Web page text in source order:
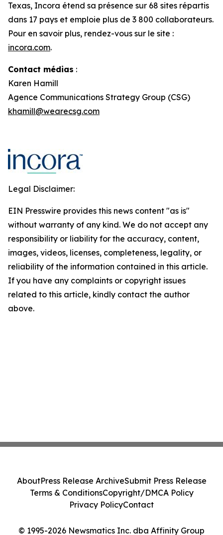
Texas, Incora étend sa présence sur 68 sites répartis
dans 17 pays et emploie plus de 3 800 collaborateurs.
Pour en savoir plus, rendez-vous sur le site :
incora.com.
Contact médias :
Karen Hamill
Agence Communications Strategy Group (CSG)
khamill@wearecsg.com
Legal Disclaimer:
EIN Presswire provides this news content "as is"
without warranty of any kind. We do not accept any
responsibility or liability for the accuracy, content,
images, videos, licenses, completeness, legality, or
reliability of the information contained in this article.
If you have any complaints or copyright issues
related to this article, kindly contact the author
above.
© 1995-2026 Newsmatics Inc. dba Affinity Group
AboutPress Release ArchiveSubmit Press Release
Terms & ConditionsCopyright/DMCA Policy
Privacy PolicyContact